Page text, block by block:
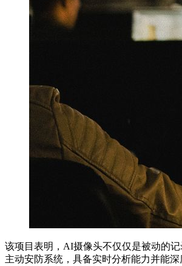
该项目表明，AI摄像头不仅仅是被动的
主动安防系统，具备实时分析能力并能